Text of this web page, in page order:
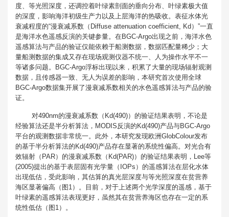
度、等光照深度，还调控着叶绿素剖面的垂向分布、叶绿素极大值
的深度，影响海洋初级生产力以及上层海洋的热吸收。表征水体光
衰减程度的“漫衰减系数（Diffuse attenuation coefficient, Kd）”一直
是海洋水色遥感反演的关键参量。在BGC-Argo出现之前，海洋水色
遥感算法与产品的验证仅能依赖于船测数据，数据匹配量稀少；大
量船测数据的集成又存在现场观测仪器不统一、人为操作水平不一
等诸多问题。BGC-Argo浮标出现以来，积累了大量的现场辐射观测
数据，且传感器一致、无人为误差的影响，本研究首次使用全球
BGC-Argo数据集开展了漫衰减系数相关的水色遥感算法与产品的验
证。
对490nm的漫衰减系数（Kd(490)）的验证结果表明，不论是
经验算法还是半分析算法，MODIS反演的Kd(490)产品与BGC-Argo
平台的观测数据非常统一。此外，本研究发现欧洲GlobColour发布
的基于半分析算法的Kd(490)产品存在显著的系统性偏高。对光合有
效辐射（PAR）的漫衰减系数（Kd(PAR)）的验证结果表明，Lee等
(2005)提出的基于表层固有光学量（IOPs）的遥感算法在层化水体
出现低估，受此影响，其估算的真光层深度与等光照深度在贫营养
海区显著偏高（图1）。目前，对于上述两个光学深度的遥感，基于
叶绿素的遥感算法表现更好，虽然其在贫营养海区也存在一定的系
统性低估（图1）。